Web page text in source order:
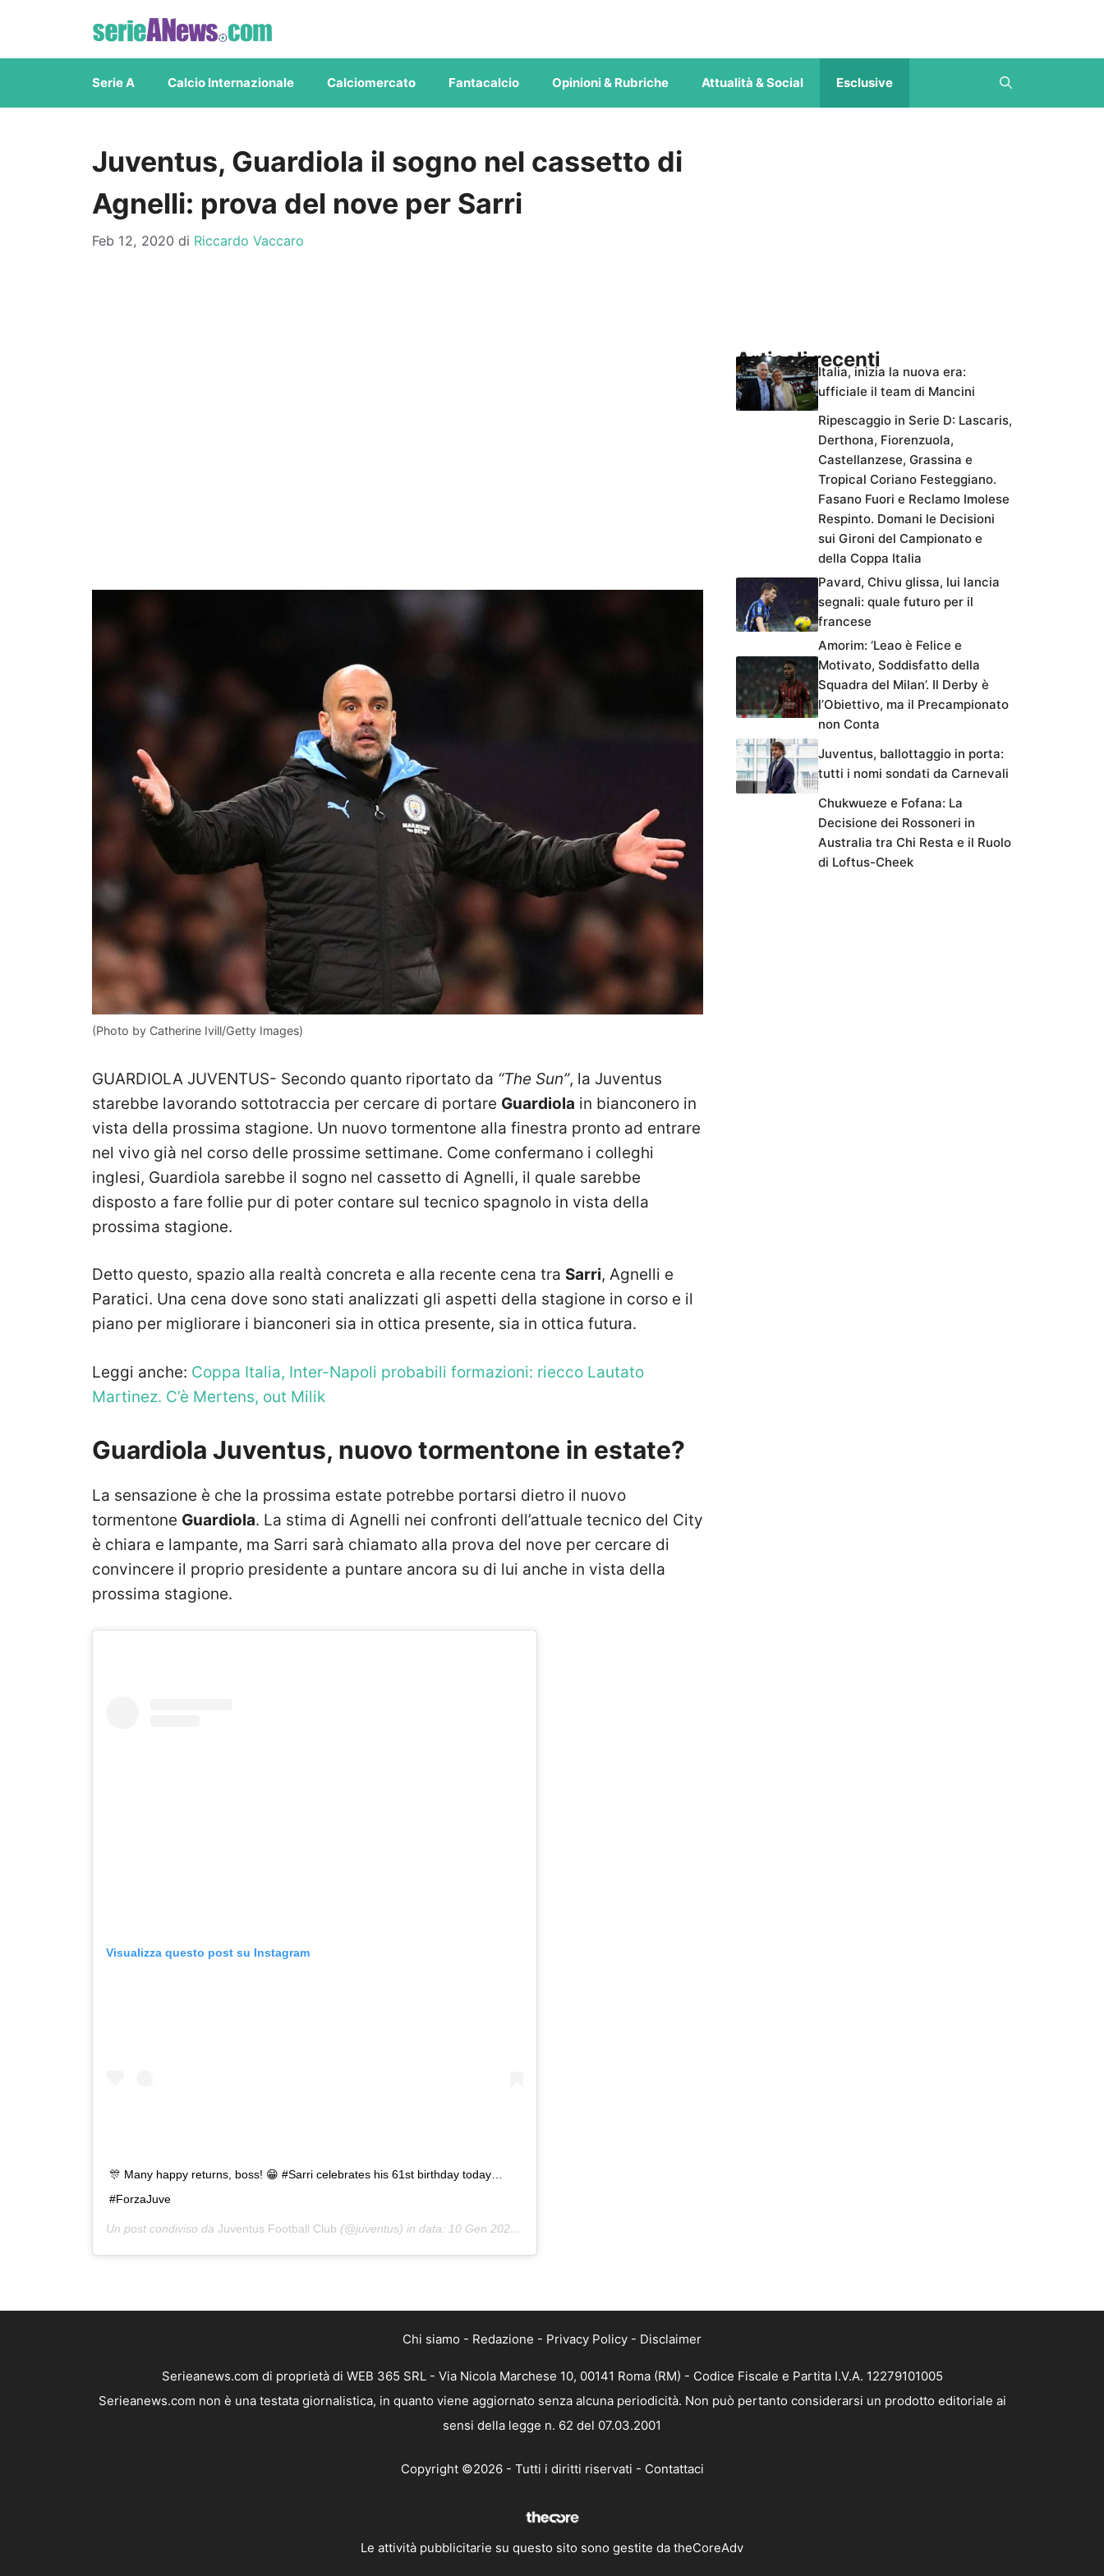
contenuto
Serie A Calcio Internazionale Calciomercato Fantacalcio Opinioni & Rubriche Attualità & Social Esclusive
Juventus, Guardiola il sogno nel cassetto di
Agnelli: prova del nove per Sarri
Feb 12, 2020 di Riccardo Vaccaro
(Photo by Catherine Ivill/Getty Images)
GUARDIOLA JUVENTUS- Secondo quanto riportato da “The Sun”, la Juventus
starebbe lavorando sottotraccia per cercare di portare Guardiola in bianconero in
vista della prossima stagione. Un nuovo tormentone alla finestra pronto ad entrare
nel vivo già nel corso delle prossime settimane. Come confermano i colleghi
inglesi, Guardiola sarebbe il sogno nel cassetto di Agnelli, il quale sarebbe
disposto a fare follie pur di poter contare sul tecnico spagnolo in vista della
prossima stagione.
Detto questo, spazio alla realtà concreta e alla recente cena tra Sarri, Agnelli e
Paratici. Una cena dove sono stati analizzati gli aspetti della stagione in corso e il
piano per migliorare i bianconeri sia in ottica presente, sia in ottica futura.
Leggi anche: Coppa Italia, Inter-Napoli probabili formazioni: riecco Lautato
Martinez. C’è Mertens, out Milik
Guardiola Juventus, nuovo tormentone in estate?
La sensazione è che la prossima estate potrebbe portarsi dietro il nuovo
tormentone Guardiola. La stima di Agnelli nei confronti dell’attuale tecnico del City
è chiara e lampante, ma Sarri sarà chiamato alla prova del nove per cercare di
convincere il proprio presidente a puntare ancora su di lui anche in vista della
prossima stagione.
Visualizza questo post su Instagram
🎊 Many happy returns, boss! 😁 #Sarri celebrates his 61st birthday today…
#ForzaJuve
Un post condiviso da Juventus Football Club (@juventus) in data: 10 Gen 2020 alle ore 4:00 PST
Articoli recenti
Italia, inizia la nuova era:
ufficiale il team di Mancini
Ripescaggio in Serie D: Lascaris,
Derthona, Fiorenzuola,
Castellanzese, Grassina e
Tropical Coriano Festeggiano.
Fasano Fuori e Reclamo Imolese
Respinto. Domani le Decisioni
sui Gironi del Campionato e
della Coppa Italia
Pavard, Chivu glissa, lui lancia
segnali: quale futuro per il
francese
Amorim: ‘Leao è Felice e
Motivato, Soddisfatto della
Squadra del Milan’. Il Derby è
l’Obiettivo, ma il Precampionato
non Conta
Juventus, ballottaggio in porta:
tutti i nomi sondati da Carnevali
Chukwueze e Fofana: La
Decisione dei Rossoneri in
Australia tra Chi Resta e il Ruolo
di Loftus-Cheek
Chi siamo - Redazione - Privacy Policy - Disclaimer
Serieanews.com di proprietà di WEB 365 SRL - Via Nicola Marchese 10, 00141 Roma (RM) - Codice Fiscale e Partita I.V.A. 12279101005
Serieanews.com non è una testata giornalistica, in quanto viene aggiornato senza alcuna periodicità. Non può pertanto considerarsi un prodotto editoriale ai
sensi della legge n. 62 del 07.03.2001
Copyright ©2026 - Tutti i diritti riservati - Contattaci
Le attività pubblicitarie su questo sito sono gestite da theCoreAdv